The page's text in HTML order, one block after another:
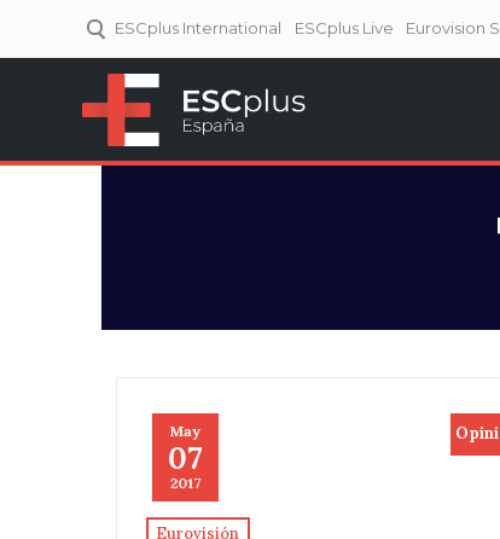
ESCplus International ESCplus Live Eurovision
May
07
2017
Eurovisión